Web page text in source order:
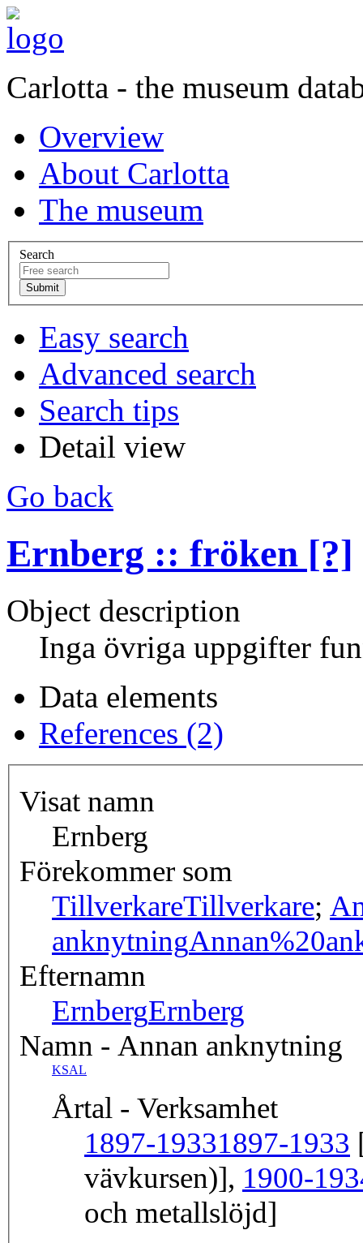
Carlotta - the museum
Overview
About Carlotta
The museum
Search
Easy search
Advanced search
Search tips
Detail view
Go back
Ernberg :: fröken [?]
Object description
Inga övriga uppgifter
Data elements
References (2)
Visat namn
Ernberg
Förekommer som
TillverkareTillverkare;
anknytning
Efternamn
ErnbergErnberg
Namn - Annan anknytning
KSAL
Årtal - Verksamhet
1897-19331897-1933
vävkursen)], 1900-
och metallslöjd]